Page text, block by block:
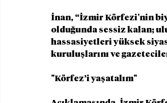
İnan, “İzmir Körfezi'nin
olduğunda sessiz kalan;
hassasiyetleri yüksek
kuruluşlarını ve
"Körfez’i yaşatalım"